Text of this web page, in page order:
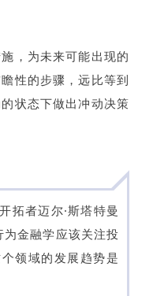
，为未来可能出现的
性的步骤，远比等到
状态下做出冲动决策
拓者迈尔·斯塔特曼
金融学应该关注投
领域的发展趋势是